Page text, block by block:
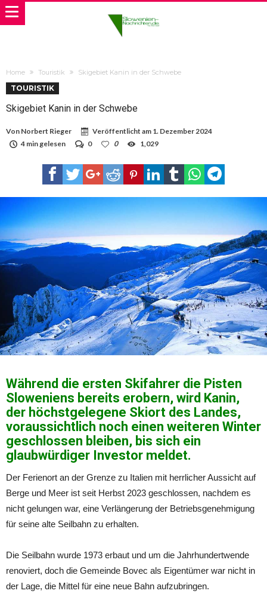
Home Touristik Skigebiet Kanin in der Schwebe
TOURISTIK
Skigebiet Kanin in der Schwebe
Von Norbert Rieger Veröffentlicht am 1. Dezember 2024
4 min gelesen
0 0 1,029
Während die ersten Skifahrer die Pisten
Sloweniens bereits erobern, wird Kanin,
der höchstgelegene Skiort des Landes,
voraussichtlich noch einen weiteren Winter
geschlossen bleiben, bis sich ein
glaubwürdiger Investor meldet.
Der Ferienort an der Grenze zu Italien mit herrlicher Aussicht auf
Berge und Meer ist seit Herbst 2023 geschlossen, nachdem es
nicht gelungen war, eine Verlängerung der Betriebsgenehmigung
für seine alte Seilbahn zu erhalten.
Die Seilbahn wurde 1973 erbaut und um die Jahrhundertwende
renoviert, doch die Gemeinde Bovec als Eigentümer war nicht in
der Lage, die Mittel für eine neue Bahn aufzubringen.